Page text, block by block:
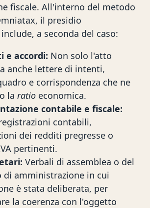
fiscale. All'interno del metodo
il presidio
a seconda del caso:
e accordi: Non solo l'atto
anche lettere di intenti,
e corrispondenza che ne
la ratio economica.
contabile e fiscale:
contabili,
dei redditi pregresse o
pertinenti.
Verbali di assemblea o del
di amministrazione in cui
è stata deliberata, per
la coerenza con l'oggetto